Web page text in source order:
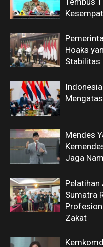
Hoaks
Stabilitas
Mendes
Jaga
Pelatihan
Sumatra
Zakat